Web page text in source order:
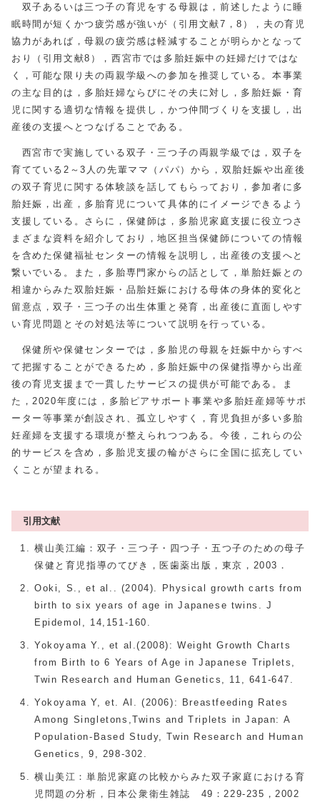
双子あるいは三つ子の育児をする母親は，前述したように睡
眠時間が短くかつ疲労感が強いが（引用文献7，8），夫の育児
協力があれば，母親の疲労感は軽減することが明らかとなって
おり（引用文献8），西宮市では多胎妊娠中の妊婦だけではな
く，可能な限り夫の両親学級への参加を推奨している。本事業
の主な目的は，多胎妊婦ならびにその夫に対し，多胎妊娠・育
児に関する適切な情報を提供し，かつ仲間づくりを支援し，出
産後の支援へとつなげることである。
西宮市で実施している双子・三つ子の両親学級では，双子を
育てている2～3人の先輩ママ（パパ）から，双胎妊娠や出産後
の双子育児に関する体験談を話してもらっており，参加者に多
胎妊娠，出産，多胎育児について具体的にイメージできるよう
支援している。さらに，保健師は，多胎児家庭支援に役立つさ
まざまな資料を紹介しており，地区担当保健師についての情報
を含めた保健福祉センターの情報を説明し，出産後の支援へと
繋いでいる。また，多胎専門家からの話として，単胎妊娠との
相違からみた双胎妊娠・品胎妊娠における母体の身体的変化と
留意点，双子・三つ子の出生体重と発育，出産後に直面しやす
い育児問題とその対処法等について説明を行っている。
保健所や保健センターでは，多胎児の母親を妊娠中からすべ
て把握することができるため，多胎妊娠中の保健指導から出産
後の育児支援まで一貫したサービスの提供が可能である。ま
た，2020年度には，多胎ピアサポート事業や多胎妊産婦等サポ
ーター等事業が創設され、孤立しやすく，育児負担が多い多胎
妊産婦を支援する環境が整えられつつある。今後，これらの公
的サービスを含め，多胎児支援の輪がさらに全国に拡充してい
くことが望まれる。
引用文献
横山美江編：双子・三つ子・四つ子・五つ子のための母子
保健と育児指導のてびき，医歯薬出版，東京，2003．
Ooki, S., et al.. (2004). Physical growth carts from
birth to six years of age in Japanese twins. J
Epidemol, 14,151-160.
Yokoyama Y., et al.(2008): Weight Growth Charts
from Birth to 6 Years of Age in Japanese Triplets,
Twin Research and Human Genetics, 11, 641-647.
Yokoyama Y, et. Al. (2006): Breastfeeding Rates
Among Singletons,Twins and Triplets in Japan: A
Population-Based Study, Twin Research and Human
Genetics, 9, 298-302.
横山美江：単胎児家庭の比較からみた双子家庭における育
児問題の分析，日本公衆衛生雑誌 49：229-235，2002